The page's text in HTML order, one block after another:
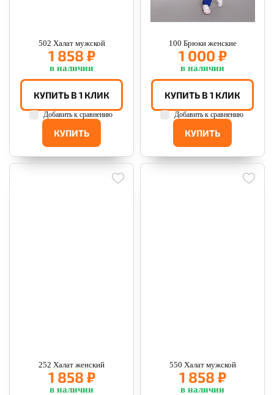
502 Халат мужской
1 858 ₽
в наличии
КУПИТЬ
КУПИТЬ В 1 КЛИК
Добавить к сравнению
100 Брюки женские
1 000 ₽
в наличии
КУПИТЬ
КУПИТЬ В 1 КЛИК
Добавить к сравнению
252 Халат женский
1 858 ₽
в наличии
550 Халат мужской
1 858 ₽
в наличии